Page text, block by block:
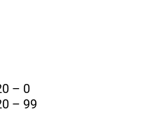
– 0
– 99